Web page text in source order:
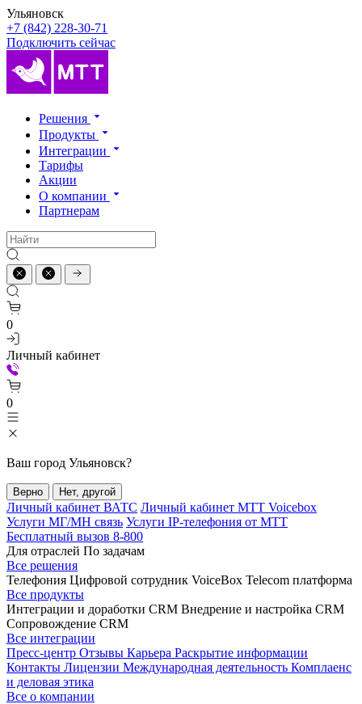
Ульяновск
+7 (842) 228-30-71
Подключить сейчас
Решения
Продукты
Интеграции
Тарифы
Акции
О компании
Партнерам
0
Личный кабинет
0
Ваш город Ульяновск?
Верно Нет, другой
Личный кабинет ВАТС Личный кабинет МТТ Voicebox
Услуги МГ/МН связь Услуги IP-телефония от МТТ
Бесплатный вызов 8-800
Для отраслей По задачам
Все решения
Телефония Цифровой сотрудник VoiceBox Telecom платформа
Все продукты
Интеграции и доработки CRM Внедрение и настройка CRM
Сопровождение CRM
Все интеграции
Пресс-центр Отзывы Карьера Раскрытие информации
Контакты Лицензии Международная деятельность Комплаенс
и деловая этика
Все о компании